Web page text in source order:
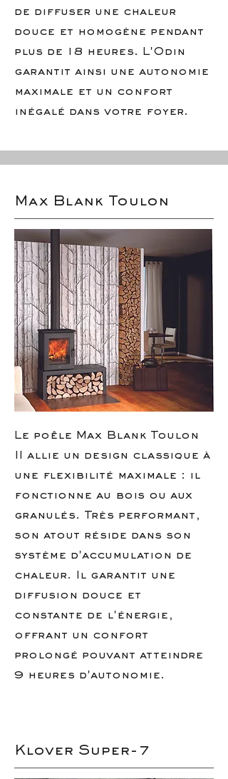
de diffuser une chaleur
douce et homogène pendant
plus de 18 heures. L'Odin
garantit ainsi une autonomie
maximale et un confort
inégalé dans votre foyer.
Max Blank Toulon
Le poêle Max Blank Toulon
II allie un design classique à
une flexibilité maximale : il
fonctionne au bois ou aux
granulés. Très performant,
son atout réside dans son
système d'accumulation de
chaleur. Il garantit une
diffusion douce et
constante de l'énergie,
offrant un confort
prolongé pouvant atteindre
9 heures d'autonomie.
Klover Super-7